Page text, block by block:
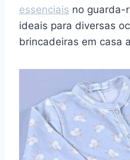
essenciais no guarda-
ideais para diversas
brincadeiras em casa